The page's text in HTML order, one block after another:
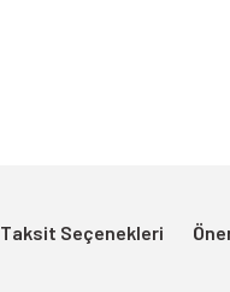
Taksit Seçenekleri